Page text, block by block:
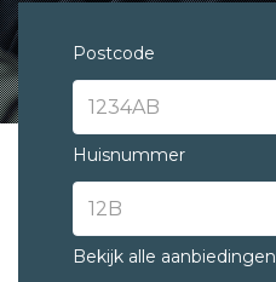
Postcode
Huisnummer
Bekijk alle aanbiedingen